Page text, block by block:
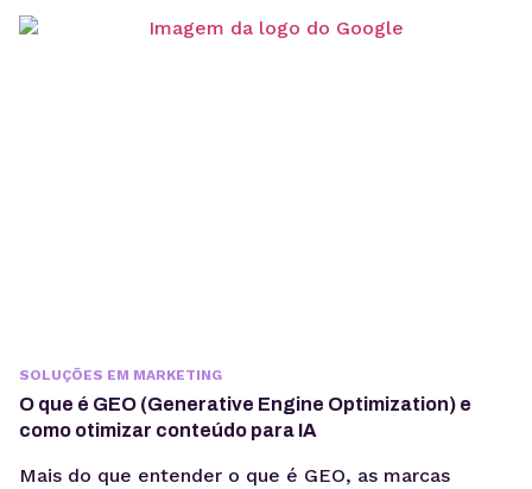
dependência de mídia paga aumenta, construir um
SOLUÇÕES EM MARKETING
O que é GEO (Generative Engine Optimization) e
como otimizar conteúdo para IA
Mais do que entender o que é GEO, as marcas